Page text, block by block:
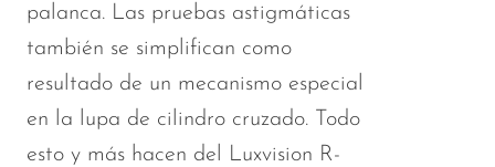
palanca. Las pruebas astigmáticas
también se simplifican como
resultado de un mecanismo especial
en la lupa de cilindro cruzado. Todo
esto y más hacen del Luxvision R-